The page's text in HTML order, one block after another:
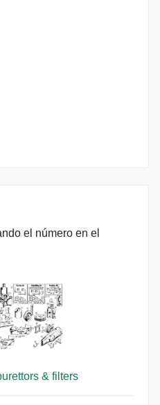
el número en el
& filters